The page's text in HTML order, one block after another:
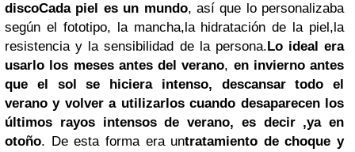
discoCada piel es un mundo, así que lo personalizaba
según el fototipo, la mancha,la hidratación de la piel,la
resistencia y la sensibilidad de la persona. Lo ideal era
usarlo los meses antes del verano, en invierno antes
que el sol se hiciera intenso, descansar todo el
verano y volver a utilizarlos cuando desaparecen los
últimos rayos intensos de verano, es decir ,ya en
otoño. De esta forma era untratamiento de choque y